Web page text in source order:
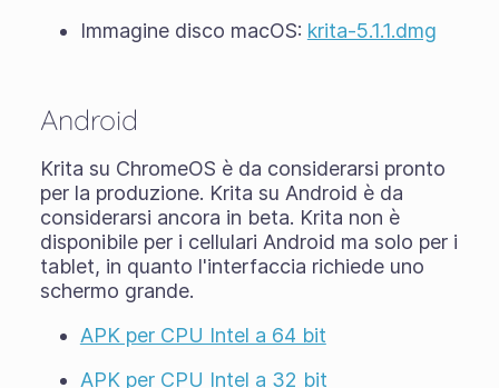
Immagine disco macOS: krita-5.1.1.dmg
Android
Krita su ChromeOS è da considerarsi pronto
per la produzione. Krita su Android è da
considerarsi ancora in beta. Krita non è
disponibile per i cellulari Android ma solo per i
tablet, in quanto l'interfaccia richiede uno
schermo grande.
APK per CPU Intel a 64 bit
APK per CPU Intel a 32 bit